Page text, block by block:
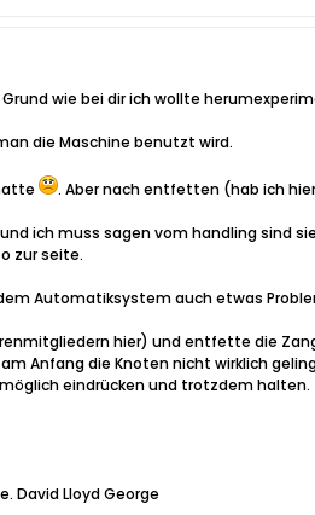
Grund wie bei dir ich wollte
die Maschine benutzt wird.
. Aber nach entfetten (hab ich
ich muss sagen vom handling sind
zur seite.
Automatiksystem auch etwas
hier) und entfette die
Anfang die Knoten nicht wirklich
eindrücken und trotzdem halten.
David Lloyd George